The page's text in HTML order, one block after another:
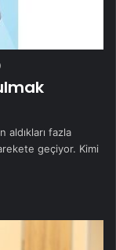
aldıkları fazla
geçiyor. Kimi